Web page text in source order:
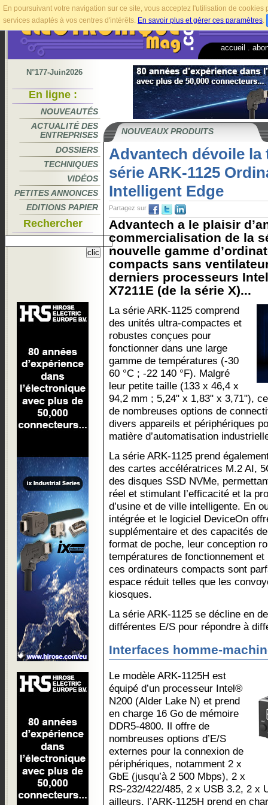
En poursuivant votre navigation sur ce site, vous acceptez l'utilisation de
services adaptés à vos centres d'intérêts. En savoir plus et gérer ces paramètres.
accueil
N°177-Juin2026
En ligne :
NOUVEAUTÉS
ACTUALITÉ DES
ENTREPRISES
DOSSIERS
TECHNIQUES
VIDÉOS
PETITES ANNONCES
EDITIONS PAPIER
Rechercher
NOUVEAUX PRODUITS
Advantech dévoile la
série ARK-1125
Intelligent Edge
Partagez sur
Advantech a le plaisir
commercialisation de la
nouvelle gamme
compacts sans
derniers processeurs
X7211E (de la série X)...
La série ARK-1125 comprend
des unités ultra-compactes et
robustes conçues pour
fonctionner dans une large
gamme de températures (-30
60 °C ; -22 140 °F). Malgré
leur petite taille (133 x 46,4 x
94,2 mm ; 5,24" x 1,83" x 3,71"),
de nombreuses options de
divers appareils et périphériques
matière d’automatisation
La série ARK-1125 prend
des cartes accélératrices M.2 AI,
des disques SSD NVMe,
réel et stimulant l’efficacité et la
d’usine et de ville intelligente. En
intégrée et le logiciel DeviceOn
supplémentaire et des capacités
format de poche, leur conception
températures de fonctionnement
ces ordinateurs compacts sont
espace réduit telles que les
kiosques.
La série ARK-1125 se décline en
différentes E/S pour répondre à
Interfaces homme-
Le modèle ARK-1125H est
équipé d’un processeur Intel®
N200 (Alder Lake N) et prend
en charge 16 Go de mémoire
DDR5-4800. Il offre de
nombreuses options d’E/S
externes pour la connexion de
périphériques, notamment 2 x
GbE (jusqu’à 2 500 Mbps), 2 x
RS-232/422/485, 2 x USB 3.2, 2 x
ailleurs, l’ARK-1125H prend en